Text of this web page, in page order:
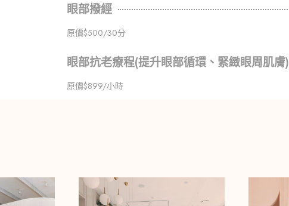
眼部撥經
原價$500/30分
眼部抗老療程(提升眼部循環、緊緻眼周肌膚)
原價$899/小時